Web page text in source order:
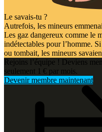
Le savais-tu ?
Autrefois, les mineurs
Les gaz dangereux comme le
indétectables pour l’homme.
ou tombait, les mineurs
Rejoins l’équipe ! Deviens
seulement 1 € par mois.
Devenir membre maintenant